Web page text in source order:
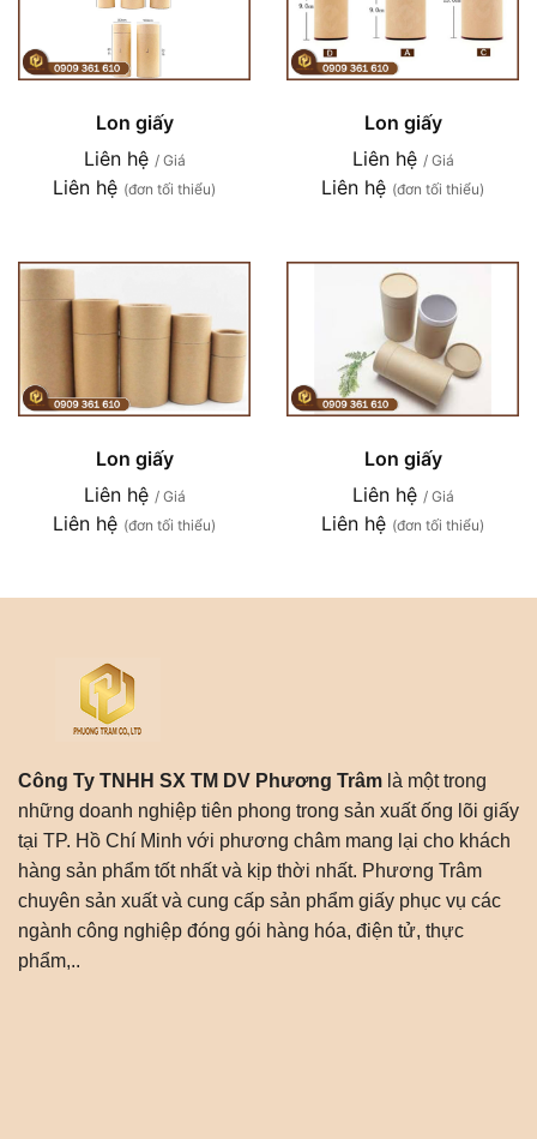
Lon giấy
Liên hệ / Giá
Liên hệ (đơn tối thiểu)
Lon giấy
Liên hệ / Giá
Liên hệ (đơn tối thiểu)
Lon giấy
Liên hệ / Giá
Liên hệ (đơn tối thiểu)
Lon giấy
Liên hệ / Giá
Liên hệ (đơn tối thiểu)
Công Ty TNHH SX TM DV Phương Trâm là một trong
những doanh nghiệp tiên phong trong sản xuất ống lõi giấy
tại TP. Hồ Chí Minh với phương châm mang lại cho khách
hàng sản phẩm tốt nhất và kịp thời nhất. Phương Trâm
chuyên sản xuất và cung cấp sản phẩm giấy phục vụ các
ngành công nghiệp đóng gói hàng hóa, điện tử, thực
phẩm,..